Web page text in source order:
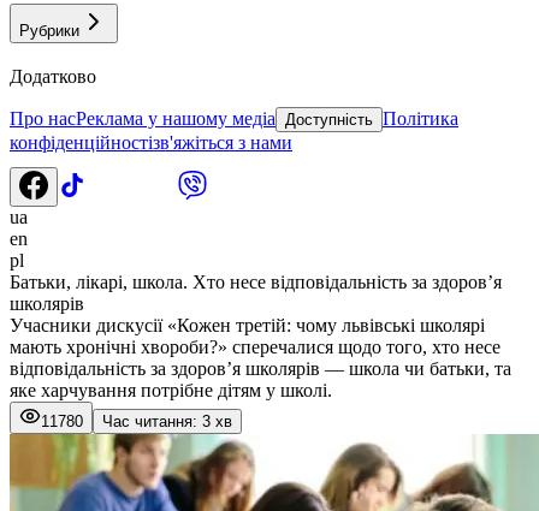
Рубрики
Додатково
Про насРеклама у нашому медіа Доступність Політика
конфіденційностізв'яжіться з нами
ua
en
pl
Батьки, лікарі, школа. Хто несе відповідальність за здоров’я
школярів
Учасники дискусії «Кожен третій: чому львівські школярі
мають хронічні хвороби?» сперечалися щодо того, хто несе
відповідальність за здоров’я школярів — школа чи батьки, та
яке харчування потрібне дітям у школі.
11780 Час читання: 3 хв